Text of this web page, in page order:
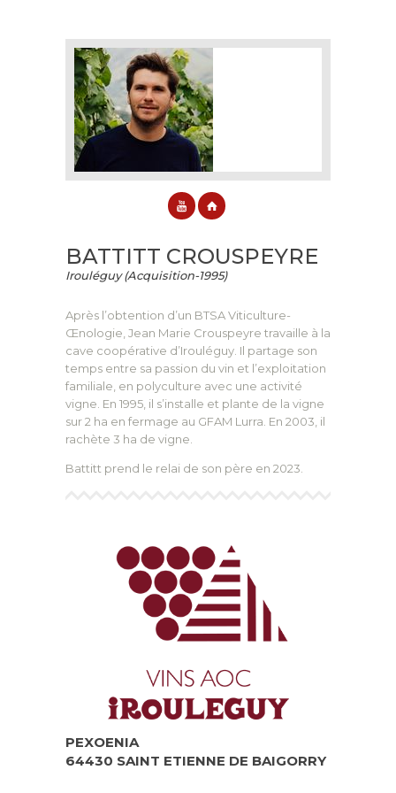
ACCUEIL
LURZAINDIA
NOUS SOUTENIR!
ACTU / BLOG
CONTACT
BATTITT CROUSPEYRE
Irouléguy (Acquisition-1995)
Après l’obtention d’un BTSA Viticulture-
Œnologie, Jean Marie Crouspeyre travaille à la
cave coopérative d’Irouléguy. Il partage son
temps entre sa passion du vin et l’exploitation
familiale, en polyculture avec une activité
vigne. En 1995, il s’installe et plante de la vigne
sur 2 ha en fermage au GFAM Lurra. En 2003, il
rachète 3 ha de vigne.
Battitt prend le relai de son père en 2023.
PEXOENIA
64430 SAINT ETIENNE DE BAIGORRY